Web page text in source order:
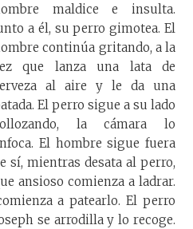
maldice e insulta.
a él, su perro gimotea. El
continúa gritando, a la
que lanza una lata de
al aire y le da una
El perro sigue a su lado
la cámara lo
El hombre sigue fuera
sí, mientras desata al perro,
ansioso comienza a ladrar.
a patearlo. El perro
se arrodilla y lo recoge.